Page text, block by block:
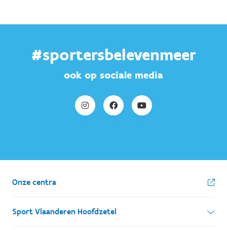
#sportersbelevenmeer
ook op sociale media
Onze centra
Sport Vlaanderen Hoofdzetel